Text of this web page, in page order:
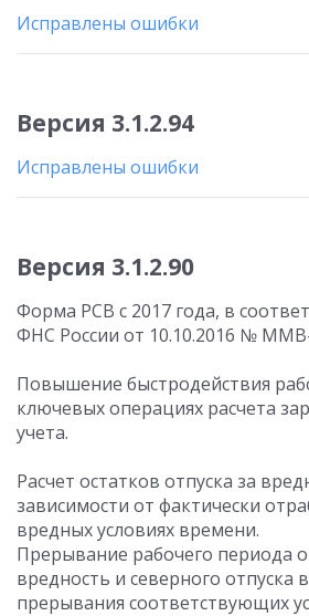
Исправлены ошибки
Версия 3.1.2.94
Исправлены ошибки
Версия 3.1.2.90
Форма РСВ с 2017 года, в
ФНС России от 10.10.2016 №
Повышение быстродействия
ключевых операциях расчета
учета.
Расчет остатков отпуска за
зависимости от фактически
вредных условиях времени.
Прерывание рабочего периода
вредность и северного отпуска
прерывания соответствующих